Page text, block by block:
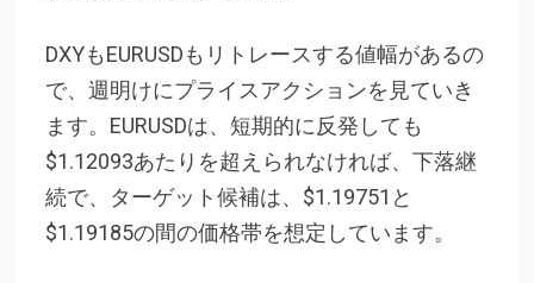
DXYもEURUSDもリトレースする値幅があるの
で、週明けにプライスアクションを見ていき
ます。EURUSDは、短期的に反発しても
$1.12093あたりを超えられなければ、下落継
続で、ターゲット候補は、$1.19751と
$1.19185の間の価格帯を想定しています。